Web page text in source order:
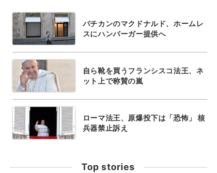
バチカンのマクドナルド、ホームレ
スにハンバーガー提供へ
自ら靴を買うフランシスコ法王、ネ
ット上で称賛の嵐
ローマ法王、原爆投下は「恐怖」 核
兵器禁止訴え
Top stories